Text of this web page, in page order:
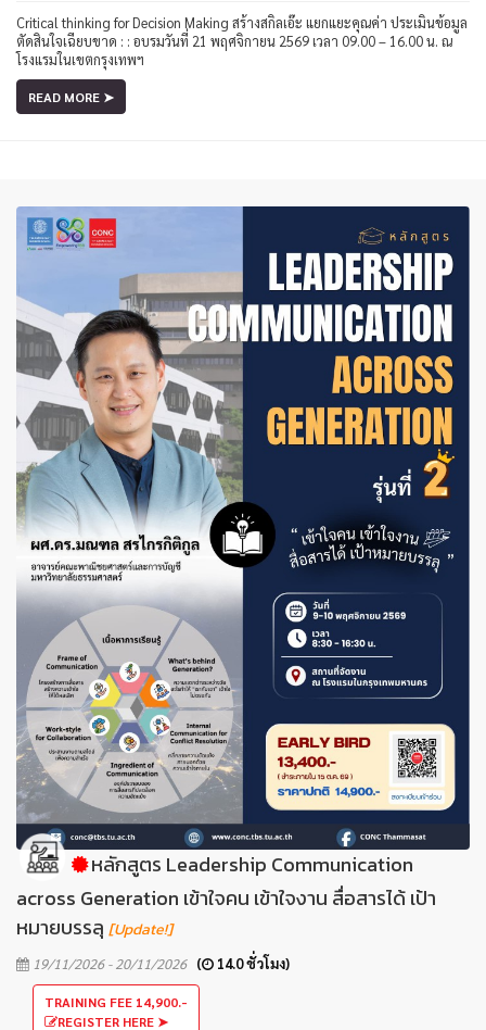
Critical thinking for Decision Making สร้างสกิลเอ๊ะ แยกแยะคุณค่า ประเมินข้อมูล
ตัดสินใจเฉียบขาด : : อบรมวันที่ 21 พฤศจิกายน 2569 เวลา 09.00 – 16.00 น. ณ
โรงแรมในเขตกรุงเทพฯ
READ MORE ➤
หลักสูตร Leadership Communication
across Generation เข้าใจคน เข้าใจงาน สื่อสารได้ เป้า
หมายบรรลุ [Update!]
19/11/2026 - 20/11/2026 ( 14.0 ชั่วโมง)
TRAINING FEE 14,900.-
REGISTER HERE ➤